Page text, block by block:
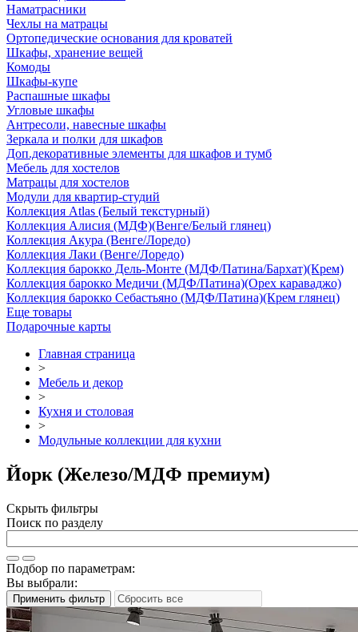
Наматрасники
Чехлы на матрацы
Ортопедические основания для кроватей
Шкафы, хранение вещей
Комоды
Шкафы-купе
Распашные шкафы
Угловые шкафы
Антресоли, навесные шкафы
Зеркала и полки для шкафов
Доп.декоративные элементы для шкафов и тумб
Мебель для хостелов
Матрацы для хостелов
Модули для квартир-студий
Коллекция Atlas (Белый текстурный)
Коллекция Алисия (МДФ)(Венге/Белый глянец)
Коллекция Акура (Венге/Лоредо)
Коллекция Лаки (Венге/Лоредо)
Коллекция барокко Дель-Монте (МДФ/Патина/Бархат)(Крем)
Коллекция барокко Медичи (МДФ/Патина)(Орех караваджо)
Коллекция барокко Себастьяно (МДФ/Патина)(Крем глянец)
Еще товары
Подарочные карты
Главная страница
>
Мебель и декор
>
Кухня и столовая
>
Модульные коллекции для кухни
Йорк (Железо/МДФ премиум)
Скрыть фильтры
Поиск по разделу
Подбор по параметрам:
Вы выбрали: